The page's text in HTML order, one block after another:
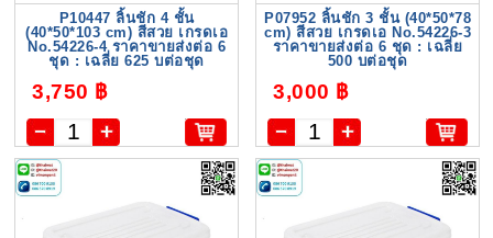
P10447 ลิ้นชัก 4 ชั้น
(40*50*103 cm) สีสวย เกรดเอ
No.54226-4 ราคาขายส่งต่อ 6
ชุด : เฉลี่ย 625 บต่อชุด
3,750 ฿
P07952 ลิ้นชัก 3 ชั้น (40*50*78
cm) สีสวย เกรดเอ No.54226-3
ราคาขายส่งต่อ 6 ชุด : เฉลี่ย
500 บต่อชุด
3,000 ฿